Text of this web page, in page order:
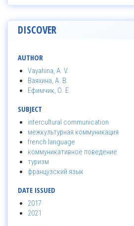
DISCOVER
AUTHOR
Vayahina, A. V.
Ваяхина, А. В.
Ефимчик, О. Е.
SUBJECT
intercultural communication
межкультурная коммуникация
french language
коммуникативное поведение
туризм
французский язык
DATE ISSUED
2017
2021